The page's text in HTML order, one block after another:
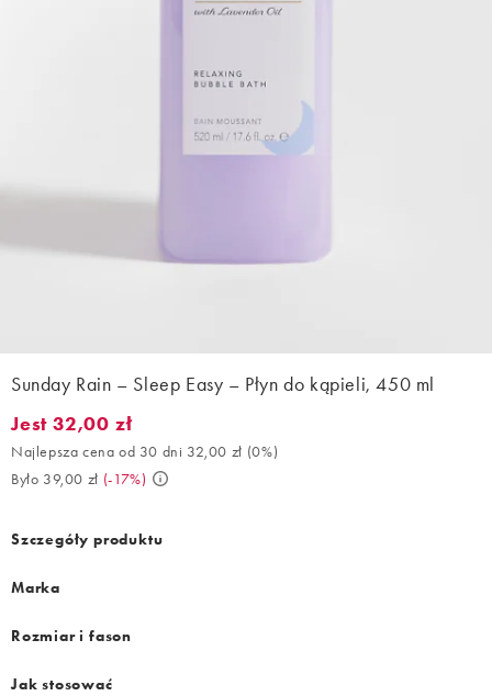
Sunday Rain – Sleep Easy – Płyn do kąpieli, 450 ml
Jest 32,00 zł. Najlepsza cena od 30 dni 32,00 zł (0%). Było
Jest 32,00 zł
Najlepsza cena od 30 dni 32,00 zł (0%)
Było 39,00 zł (-17%)
Szczegóły produktu
Marka
Rozmiar i fason
Jak stosować